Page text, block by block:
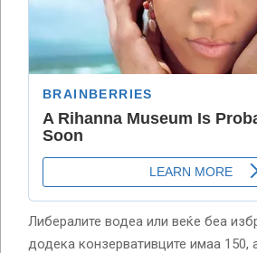
Либералите водеа или веќе беа
додека конзервативците имаа 150,